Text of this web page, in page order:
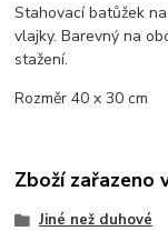
Stahovací batůžek
vlajky. Barevný na
stažení.
Rozměr 40 x 30 cm
Zboží zařazeno
Jiné než duhové